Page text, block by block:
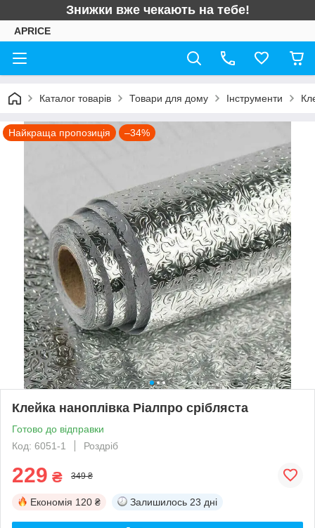
Знижки вже чекають на тебе!
APRICE
Каталог товарів Товари для дому Інструменти
Найкраща пропозиція –34%
Клейка наноплівка Ріалпро срібляста
Готово до відправки
Код: 6051-1
Роздріб
229 ₴ 349 ₴
Економія 120 ₴ Залишилось 23 дні